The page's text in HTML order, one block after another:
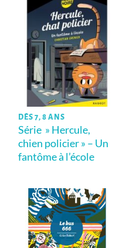
DÈS 7, 8 ANS
Série » Hercule,
chien policier » – Un
fantôme à l’école